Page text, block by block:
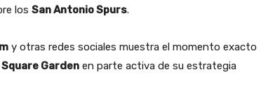
los San Antonio Spurs.
y otras redes sociales muestra el momento exacto
Garden en parte activa de su estrategia